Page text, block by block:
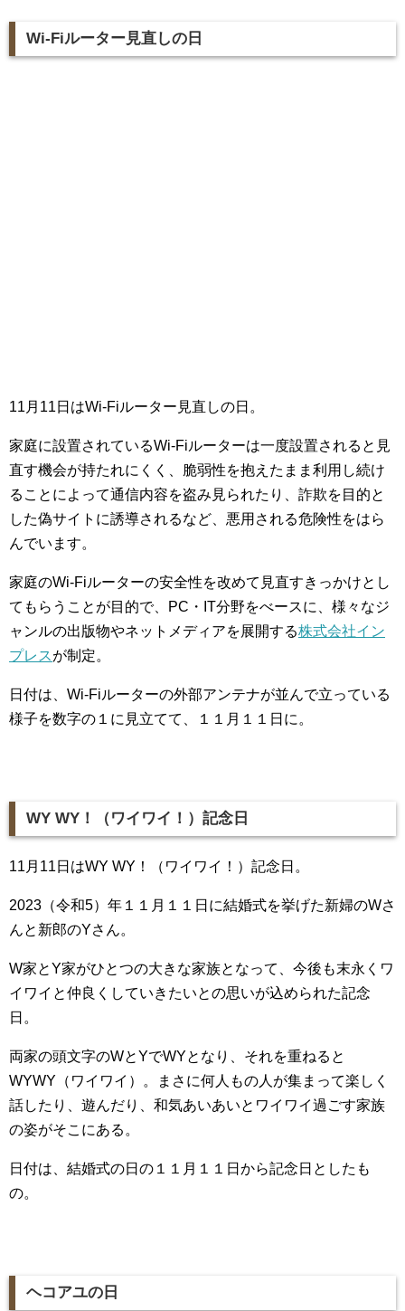
Wi-Fiルーター見直しの日
11月11日はWi-Fiルーター見直しの日。
家庭に設置されているWi-Fiルーターは一度設置されると見
直す機会が持たれにくく、脆弱性を抱えたまま利用し続け
ることによって通信内容を盗み見られたり、詐欺を目的と
した偽サイトに誘導されるなど、悪用される危険性をはら
んでいます。
家庭のWi-Fiルーターの安全性を改めて見直すきっかけとし
てもらうことが目的で、PC・IT分野をべースに、様々なジ
ャンルの出版物やネットメディアを展開する株式会社イン
プレスが制定。
日付は、Wi-Fiルーターの外部アンテナが並んで立っている
様子を数字の１に見立てて、１１月１１日に。
WY WY！（ワイワイ！）記念日
11月11日はWY WY！（ワイワイ！）記念日。
2023（令和5）年１１月１１日に結婚式を挙げた新婦のWさ
んと新郎のYさん。
W家とY家がひとつの大きな家族となって、今後も末永くワ
イワイと仲良くしていきたいとの思いが込められた記念
日。
両家の頭文字のWとYでWYとなり、それを重ねると
WYWY（ワイワイ）。まさに何人もの人が集まって楽しく
話したり、遊んだり、和気あいあいとワイワイ過ごす家族
の姿がそこにある。
日付は、結婚式の日の１１月１１日から記念日としたも
の。
ヘコアユの日